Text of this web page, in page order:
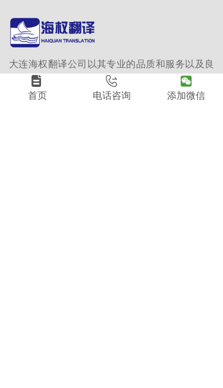
大连海权翻译公司以其专业的品质和服务以及良
好的沟通与合作赢得了客户的信任和好评。在未
来，我们将继续秉承“客户至上”的原则，不断创
首页 电话咨询 添加微信